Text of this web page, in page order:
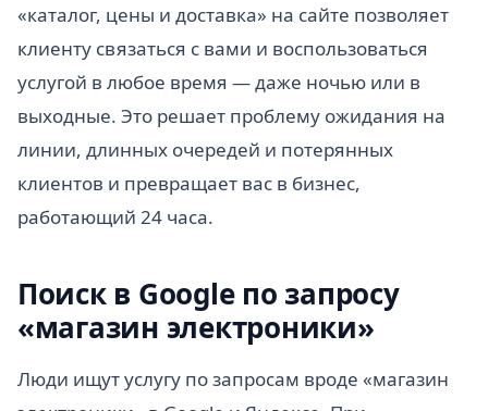
«каталог, цены и доставка» на сайте позволяет
клиенту связаться с вами и воспользоваться
услугой в любое время — даже ночью или в
выходные. Это решает проблему ожидания на
линии, длинных очередей и потерянных
клиентов и превращает вас в бизнес,
работающий 24 часа.
Поиск в Google по запросу
«магазин электроники»
Люди ищут услугу по запросам вроде «магазин